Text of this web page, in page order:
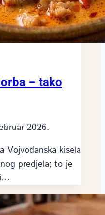
– tako
2026.
Vojvođanska kisela
predjela; to je